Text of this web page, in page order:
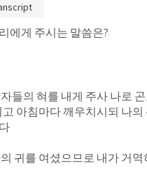
에게 주시는 말씀은?
들의 혀를 내게 주사 나로
아침마다 깨우치시되 나
귀를 여셨으므로 내가 거